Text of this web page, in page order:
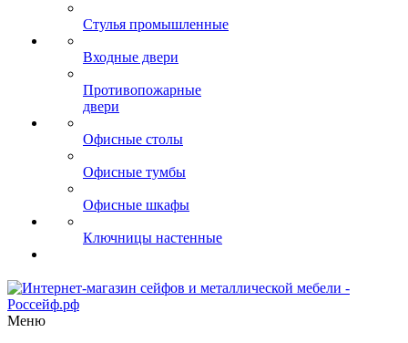
Стулья промышленные
Входные двери
Противопожарные
двери
Офисные столы
Офисные тумбы
Офисные шкафы
Ключницы настенные
Меню